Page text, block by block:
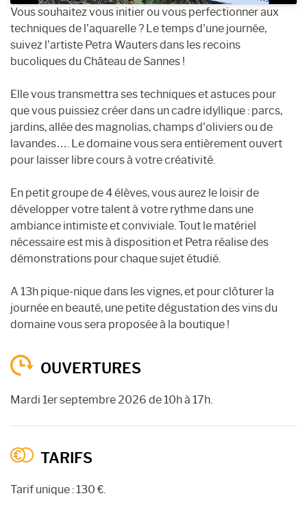
Vous souhaitez vous initier ou vous perfectionner aux
techniques de l’aquarelle ? Le temps d’une journée,
suivez l’artiste Petra Wauters dans les recoins
bucoliques du Château de Sannes !
Elle vous transmettra ses techniques et astuces pour
que vous puissiez créer dans un cadre idyllique : parcs,
jardins, allée des magnolias, champs d’oliviers ou de
lavandes…. Le domaine vous sera entièrement ouvert
pour laisser libre cours à votre créativité.
En petit groupe de 4 élèves, vous aurez le loisir de
développer votre talent à votre rythme dans une
ambiance intimiste et conviviale. Tout le matériel
nécessaire est mis à disposition et Petra réalise des
démonstrations pour chaque sujet étudié.
A 13h pique-nique dans les vignes, et pour clôturer la
journée en beauté, une petite dégustation des vins du
domaine vous sera proposée à la boutique !
OUVERTURES
Mardi 1er septembre 2026 de 10h à 17h.
TARIFS
Tarif unique : 130 €.